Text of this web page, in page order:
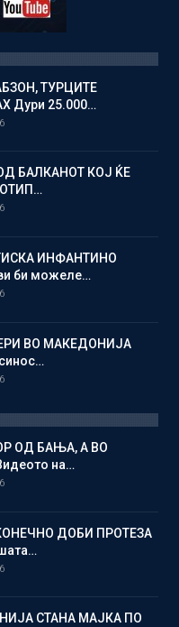
ТУРЦИТЕ
Дури 25.000…
БАЛКАНОТ КОЈ ЌЕ
ИНФАНТИНО
би можеле…
ВО МАКЕДОНИЈА
ОД БАЊА, А ВО
на…
ДОБИ ПРОТЕЗА
СТАНА МАЈКА ПО